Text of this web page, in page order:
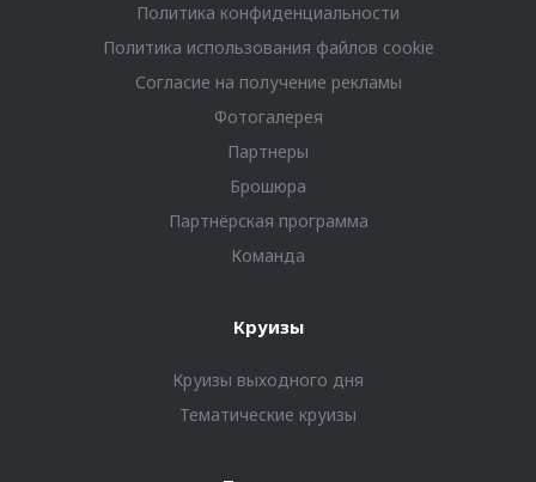
Политика конфиденциальности
Политика использования файлов cookie
Согласие на получение рекламы
Фотогалерея
Партнеры
Брошюра
Партнёрская программа
Команда
Круизы
Круизы выходного дня
Тематические круизы